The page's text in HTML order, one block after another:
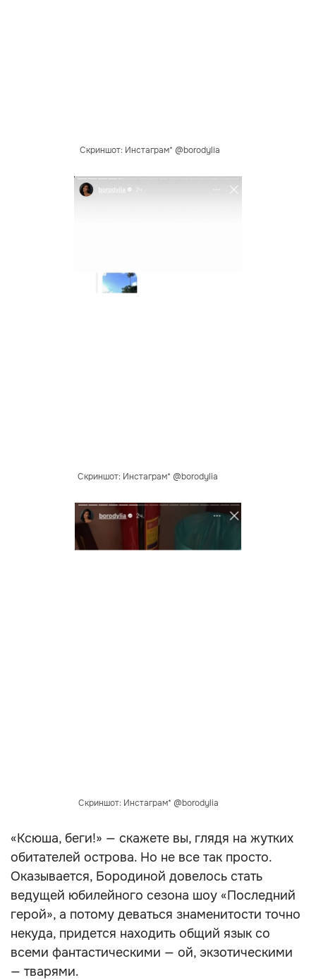
Скриншот: Инстаграм* @borodylia
Скриншот: Инстаграм* @borodylia
Скриншот: Инстаграм* @borodylia
«Ксюша, беги!» — скажете вы, глядя на жутких
обитателей острова. Но не все так просто.
Оказывается, Бородиной довелось стать
ведущей юбилейного сезона шоу «Последний
герой», а потому деваться знаменитости точно
некуда, придется находить общий язык со
всеми фантастическими — ой, экзотическими
— тварями.